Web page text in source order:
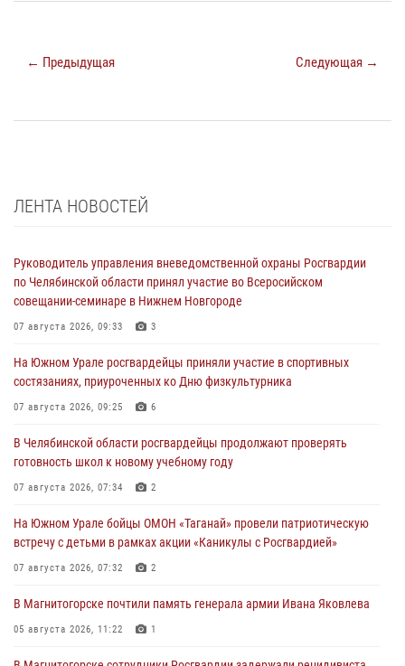
← Предыдущая Следующая →
ЛЕНТА НОВОСТЕЙ
Руководитель управления вневедомственной охраны Росгвардии
по Челябинской области принял участие во Всеросийском
совещании-семинаре в Нижнем Новгороде
07 августа 2026, 09:33 3
На Южном Урале росгвардейцы приняли участие в спортивных
состязаниях, приуроченных ко Дню физкультурника
07 августа 2026, 09:25 6
В Челябинской области росгвардейцы продолжают проверять
готовность школ к новому учебному году
07 августа 2026, 07:34 2
На Южном Урале бойцы ОМОН «Таганай» провели патриотическую
встречу с детьми в рамках акции «Каникулы с Росгвардией»
07 августа 2026, 07:32 2
В Магнитогорске почтили память генерала армии Ивана Яковлева
05 августа 2026, 11:22 1